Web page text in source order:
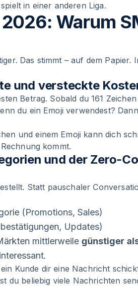
in einer anderen Liga.
Warum
Das stimmt – auf dem Papier.
und versteckte
Betrag. Sobald du 161
du ein Emoji verwendest?
und einem Emoji kann dich
kommt.
und der Zero-
Statt pauschaler
(Promotions, Sales)
Updates)
mittlerweile günstiger
Kunde dir eine Nachricht
du beliebig viele Nachrichten